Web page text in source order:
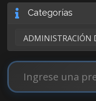
Categorías